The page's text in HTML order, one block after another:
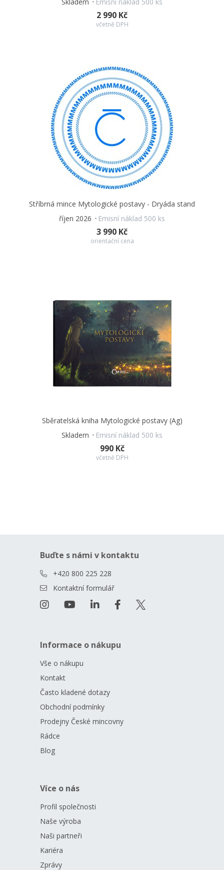
2 990 Kč
včetně DPH
Stříbrná mince Mytologické postavy - Dryáda stand
říjen 2026
Emisní náklad 500 ks
3 990 Kč
orientační cena
Sběratelská kniha Mytologické postavy (Ag)
Skladem
Emisní náklad 500 ks
990 Kč
včetně DPH
Buďte s námi v kontaktu
+420 800 225 228
Kontaktní formulář
Informace o nákupu
Vše o nákupu
Kontakt
Často kladené dotazy
Obchodní podmínky
Prodejny České mincovny
Rádce
Blog
Více o nás
Profil společnosti
Naše výroba
Naši partneři
Kariéra
Zprávy